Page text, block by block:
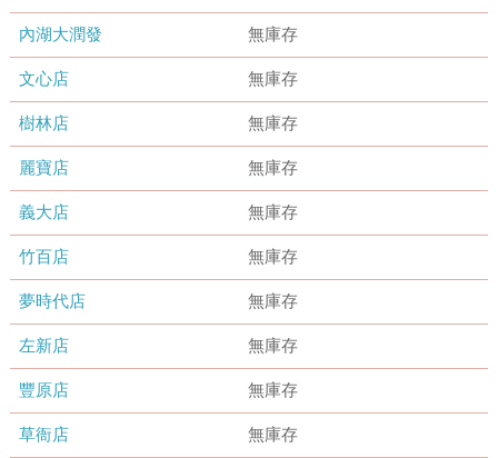
內湖大潤發 無庫存
文心店 無庫存
樹林店 無庫存
麗寶店 無庫存
義大店 無庫存
竹百店 無庫存
夢時代店 無庫存
左新店 無庫存
豐原店 無庫存
草衙店 無庫存